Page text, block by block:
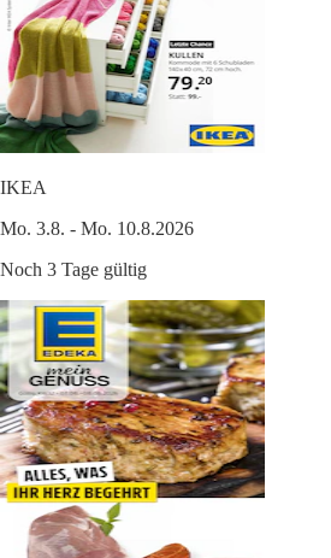
IKEA
Mo. 3.8. - Mo. 10.8.2026
Noch 3 Tage gültig